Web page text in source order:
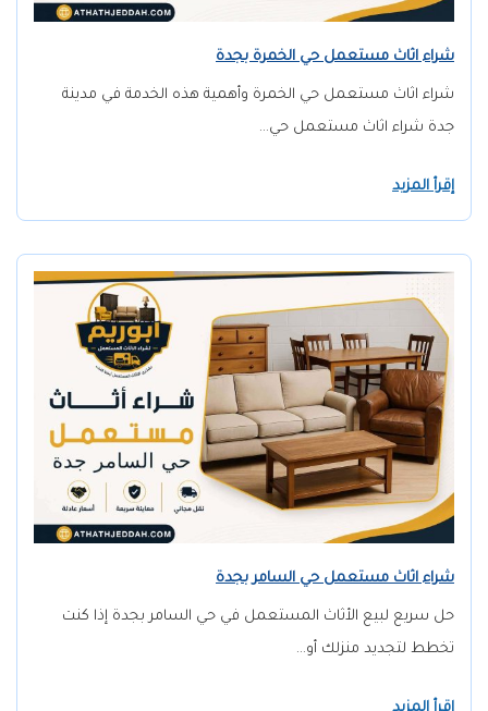
شراء اثاث مستعمل حي الخمرة بجدة
شراء اثاث مستعمل حي الخمرة وأهمية هذه الخدمة في مدينة
جدة شراء اثاث مستعمل حي…
إقرأ المزيد
شراء اثاث مستعمل حي السامر بجدة
حل سريع لبيع الأثاث المستعمل في حي السامر بجدة إذا كنت
تخطط لتجديد منزلك أو…